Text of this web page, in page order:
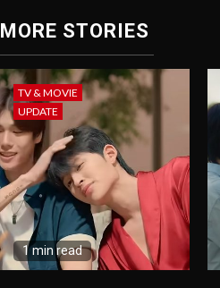
MORE STORIES
TV & MOVIE
UPDATE
1 min read